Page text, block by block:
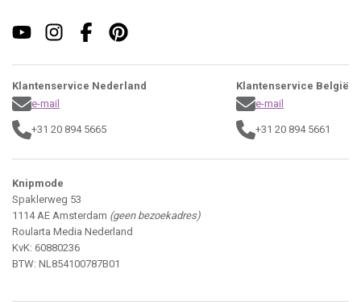
Klantenservice Nederland
e-mail
+31 20 894 5665
Klantenservice België
e-mail
+31 20 894 5661
Knipmode
Spaklerweg 53
1114 AE Amsterdam (geen bezoekadres)
Roularta Media Nederland
KvK: 60880236
BTW: NL854100787B01